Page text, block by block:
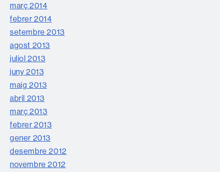
març 2014
febrer 2014
setembre 2013
agost 2013
juliol 2013
juny 2013
maig 2013
abril 2013
març 2013
febrer 2013
gener 2013
desembre 2012
novembre 2012